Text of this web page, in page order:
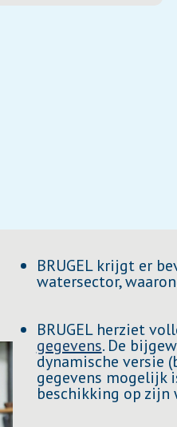
BRUGEL krijgt er
watersector,
BRUGEL herziet
gegevens. De
dynamische versie
gegevens mogelijk
beschikking op